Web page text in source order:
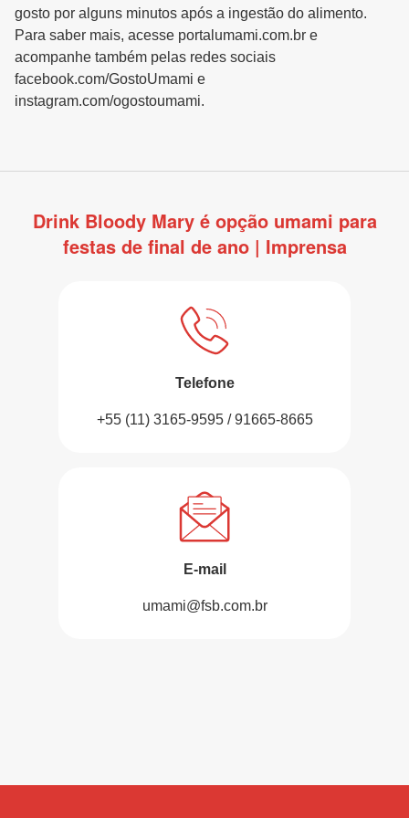
gosto por alguns minutos após a ingestão do alimento.
Para saber mais, acesse portalumami.com.br e
acompanhe também pelas redes sociais
facebook.com/GostoUmami e
instagram.com/ogostoumami.
Drink Bloody Mary é opção umami para
festas de final de ano | Imprensa
Telefone
+55 (11) 3165-9595 / 91665-8665
E-mail
umami@fsb.com.br